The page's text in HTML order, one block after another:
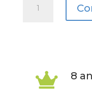
 8